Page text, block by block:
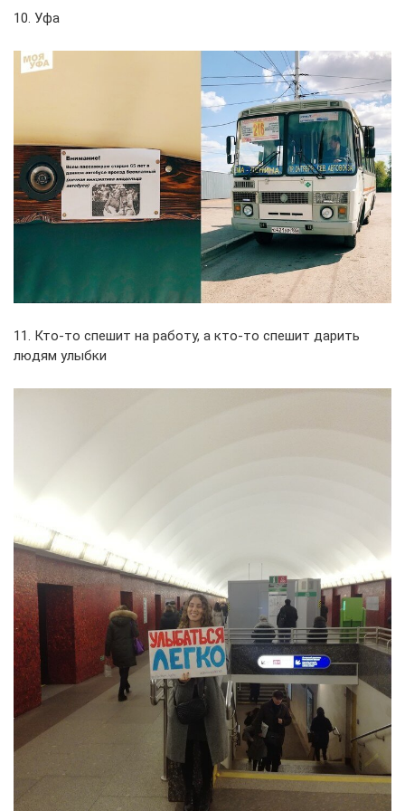
10. Уфа
11. Кто-то спешит на работу, а кто-то спешит дарить
людям улыбки